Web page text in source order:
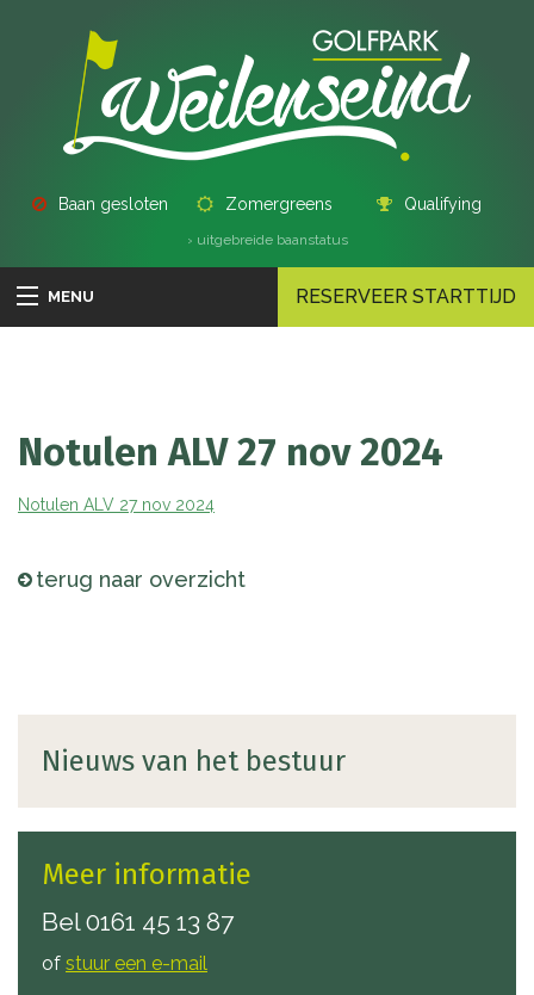
Baan gesloten Zomergreens Qualifying
› uitgebreide baanstatus
RESERVEER STARTTIJD
MENU
Notulen ALV 27 nov 2024
Notulen ALV 27 nov 2024
terug naar overzicht
Nieuws van het bestuur
Meer informatie
Bel0161 45 13 87
of stuur een e-mail